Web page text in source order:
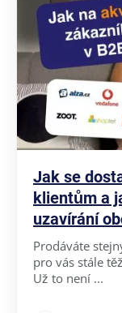
Jak se
klientům a
uzavírání
Prodáváte
pro vás stále
Už to není ...